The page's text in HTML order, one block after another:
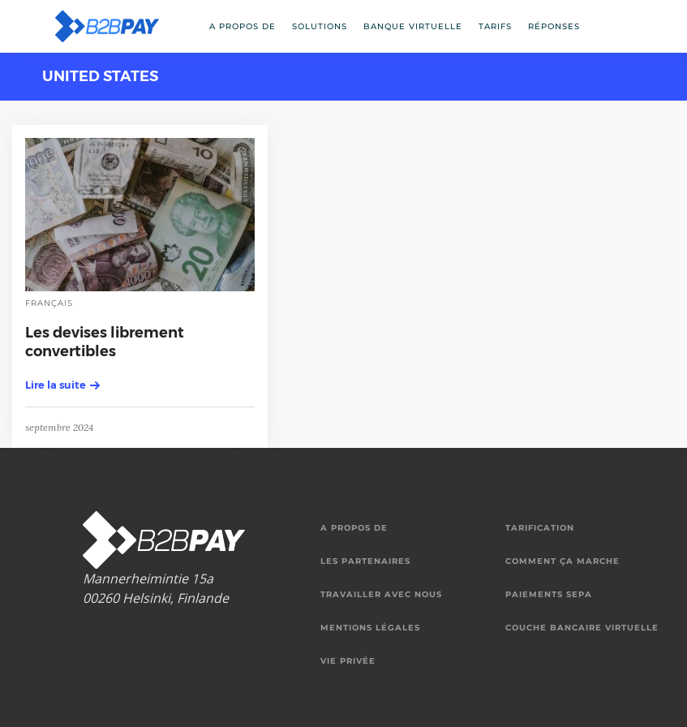
A PROPOS DE SOLUTIONS BANQUE VIRTUELLE TARIFS RÉPONSES
UNITED STATES
FRANÇAIS
Les devises librement
convertibles
Lire la suite
septembre 2024
Mannerheimintie 15a
00260 Helsinki, Finlande
A PROPOS DE
LES PARTENAIRES
TRAVAILLER AVEC NOUS
MENTIONS LÉGALES
VIE PRIVÉE
TARIFICATION
COMMENT ÇA MARCHE
PAIEMENTS SEPA
COUCHE BANCAIRE VIRTUELLE